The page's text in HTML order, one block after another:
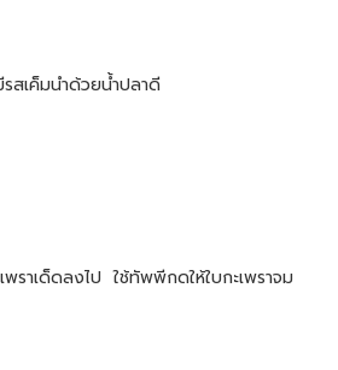
สเค็มนำด้วยน้ำปลาดี
พราเด็ดลงไป ใช้ทัพพีกดให้ใบกะเพราจม